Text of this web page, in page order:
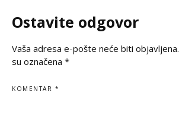
suze, nesalomivo jedinstvo dva krila
Ostavite odgovor
Vaša adresa e-pošte neće biti objavljena.
su označena *
KOMENTAR *